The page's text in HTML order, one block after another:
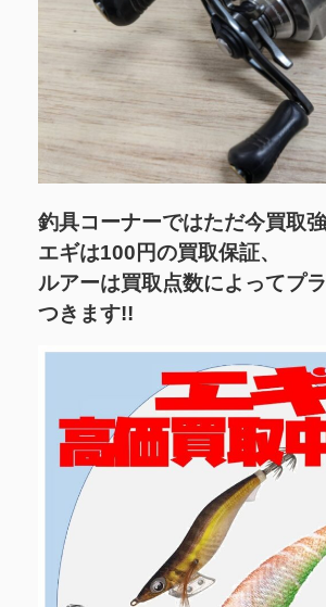
釣具コーナーではただ今買取
エギは100円の買取保証、
ルアーは買取点数によってプ
つきます!!